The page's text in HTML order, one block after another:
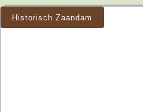
Historisch Zaandam